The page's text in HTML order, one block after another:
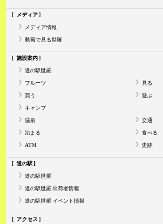
メディア
メディア情報
動画で見る世羅
施設案内
道の駅世羅
フルーツ 見る
買う 遊ぶ
キャンプ
温泉 交通
泊まる 食べる
ATM 史跡
道の駅
道の駅世羅
道の駅世羅 出荷者情報
道の駅世羅 イベント情報
アクセス